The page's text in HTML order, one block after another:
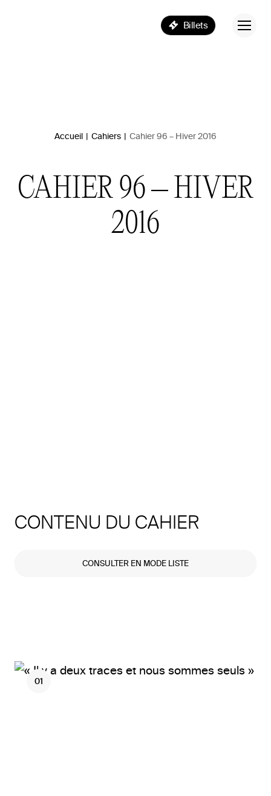
Billets
Accueil | Cahiers | Cahier 96 – Hiver 2016
CAHIER 96 – HIVER
2016
CONTENU DU CAHIER
CONSULTER EN MODE LISTE
01